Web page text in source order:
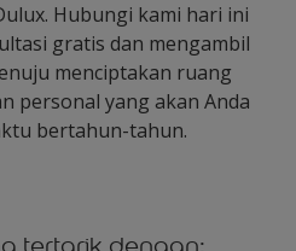
Hubungi kami hari ini
gratis dan mengambil
menciptakan ruang
personal yang akan Anda
bertahun-tahun.
tertarik dengan: